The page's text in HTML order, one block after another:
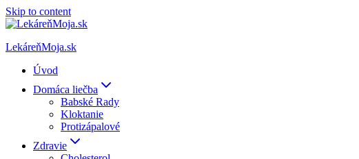
Skip to content
LekáreňMoja.sk
Úvod
Domáca liečba
Babské Rady
Kloktanie
Protizápalové
Zdravie